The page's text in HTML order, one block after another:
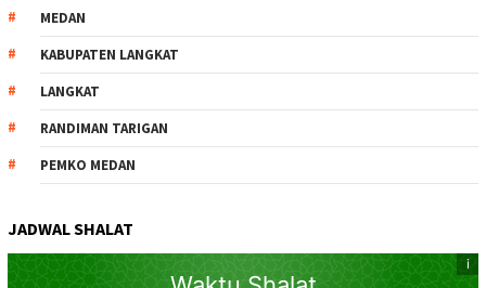
MEDAN
KABUPATEN LANGKAT
LANGKAT
RANDIMAN TARIGAN
PEMKO MEDAN
JADWAL SHALAT